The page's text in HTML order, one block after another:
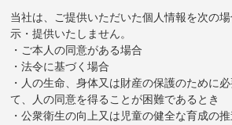
当社は、ご提供いただいた個人情報を次の
示・提供いたしません。
・ご本人の同意がある場合
・法令に基づく場合
・人の生命、身体又は財産の保護のために
て、人の同意を得ることが困難であるとき
・公衆衛生の向上又は児童の健全な育成の